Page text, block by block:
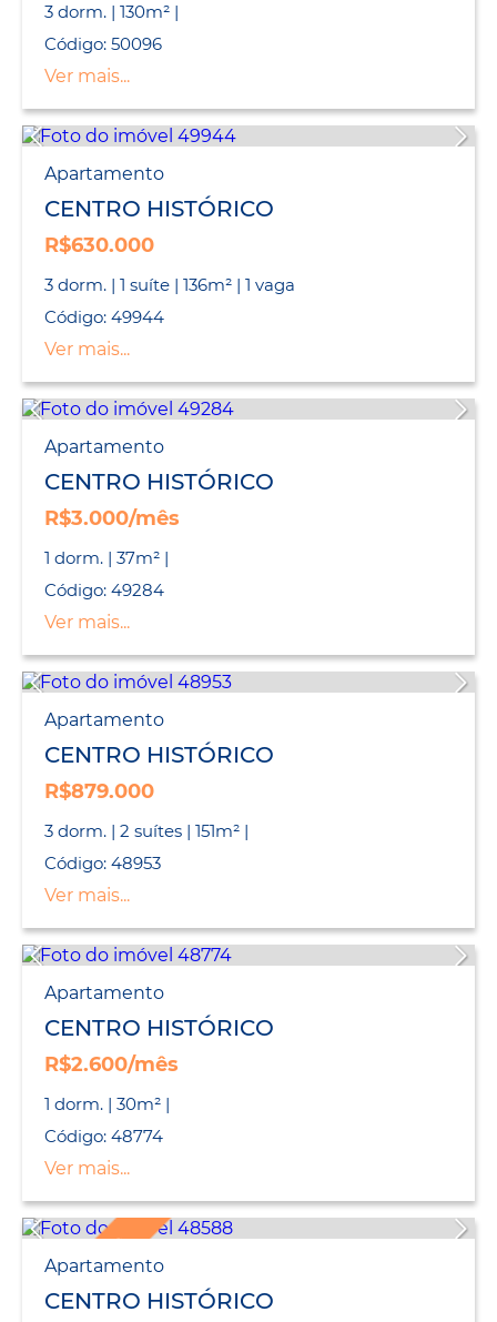
3 dorm. | 130m² |
Código: 50096
Ver mais...
Apartamento
CENTRO HISTÓRICO
R$630.000
3 dorm. | 1 suíte | 136m² | 1 vaga
Código: 49944
Ver mais...
Apartamento
CENTRO HISTÓRICO
R$3.000/mês
1 dorm. | 37m² |
Código: 49284
Ver mais...
Apartamento
CENTRO HISTÓRICO
R$879.000
3 dorm. | 2 suítes | 151m² |
Código: 48953
Ver mais...
Apartamento
CENTRO HISTÓRICO
R$2.600/mês
1 dorm. | 30m² |
Código: 48774
Ver mais...
LANÇAMENTO
Apartamento
CENTRO HISTÓRICO